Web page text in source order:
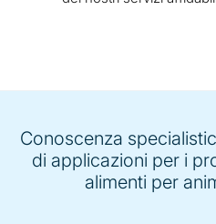
Conoscenza
di applicazioni per i
alimenti per